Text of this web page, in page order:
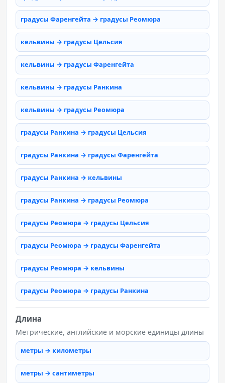
градусы Фаренгейта → градусы Реомюра
кельвины → градусы Цельсия
кельвины → градусы Фаренгейта
кельвины → градусы Ранкина
кельвины → градусы Реомюра
градусы Ранкина → градусы Цельсия
градусы Ранкина → градусы Фаренгейта
градусы Ранкина → кельвины
градусы Ранкина → градусы Реомюра
градусы Реомюра → градусы Цельсия
градусы Реомюра → градусы Фаренгейта
градусы Реомюра → кельвины
градусы Реомюра → градусы Ранкина
Длина
Метрические, английские и морские единицы длины
метры → километры
метры → сантиметры